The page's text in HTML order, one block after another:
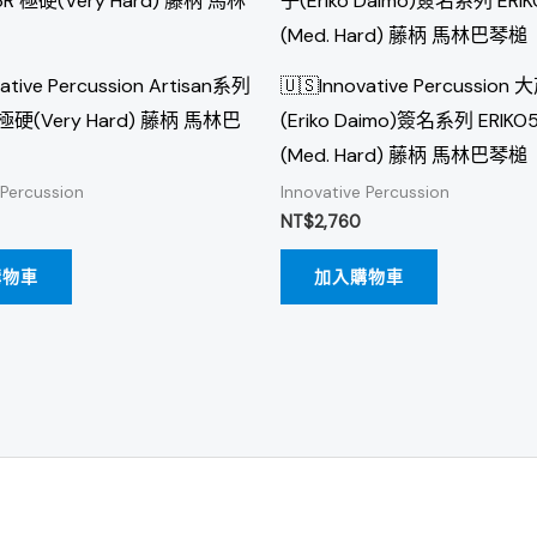
Percussion Artisan系列
硬(Very Hard) 藤柄 馬林巴
車
🇺🇸Innovative Percussion 大
(Eriko Daimo)簽名系列
(Med. Hard) 藤柄 馬林巴琴槌
Innovative Percussion
NT$2,760
加入購物車